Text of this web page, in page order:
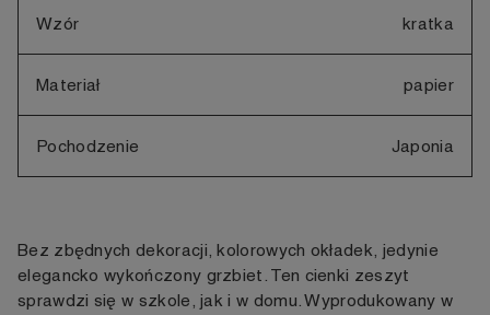
Wzór kratka
Materiał papier
Pochodzenie Japonia
Bez zbędnych dekoracji, kolorowych okładek, jedynie
elegancko wykończony grzbiet. Ten cienki zeszyt
sprawdzi się w szkole, jak i w domu. Wyprodukowany w